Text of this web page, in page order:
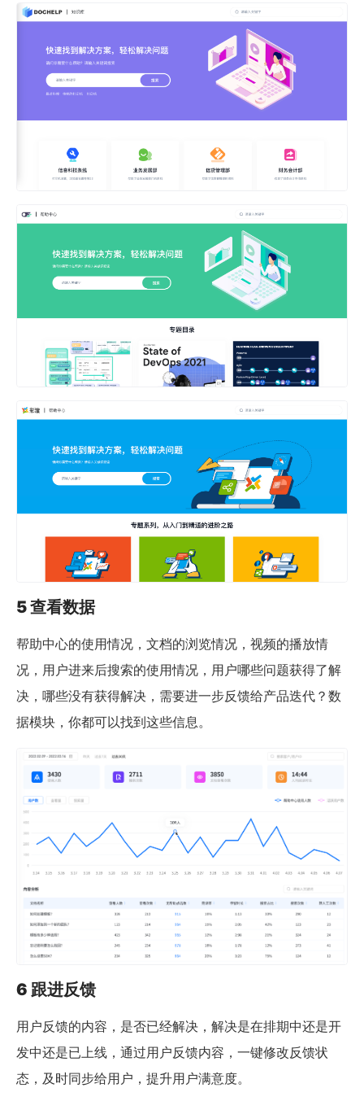
5 查看数据
帮助中心的使用情况，文档的浏览情况，视频的播放情
况，用户进来后搜索的使用情况，用户哪些问题获得了解
决，哪些没有获得解决，需要进一步反馈给产品迭代？数
据模块，你都可以找到这些信息。
6 跟进反馈
用户反馈的内容，是否已经解决，解决是在排期中还是开
发中还是已上线，通过用户反馈内容，一键修改反馈状
态，及时同步给用户，提升用户满意度。